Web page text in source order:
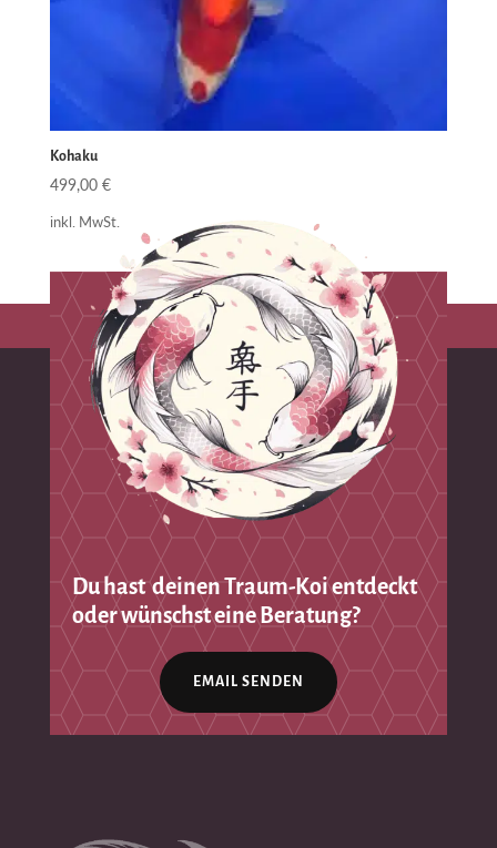
Kohaku
499,00 €
inkl. MwSt.
Du hast deinen Traum-Koi entdeckt
oder wünschst eine Beratung?
EMAIL SENDEN